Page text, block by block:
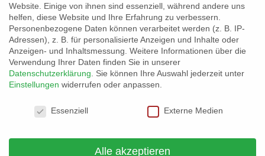
NRW/BY-Admin | 21. Mai 2020
Website. Einige von ihnen sind essenziell, während andere uns
helfen, diese Website und Ihre Erfahrung zu verbessern.
Personenbezogene Daten können verarbeitet werden (z. B. IP-
Adressen), z. B. für personalisierte Anzeigen und Inhalte oder
Anzeigen- und Inhaltsmessung. Weitere Informationen über die
Verwendung Ihrer Daten finden Sie in unserer
Datenschutzerklärung
Sie können Ihre Auswahl jederzeit unter
Einstellungen widerrufen oder anpassen.
Essenziell
Externe Medien
Alle akzeptieren